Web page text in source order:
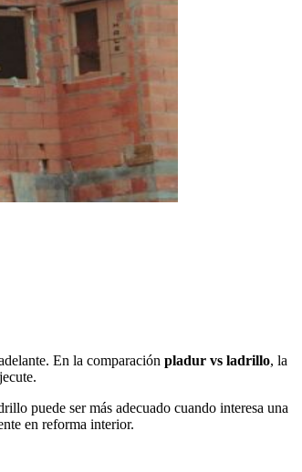
En la comparación pladur vs ladrillo, la
puede ser más adecuado cuando interesa una
en reforma interior.